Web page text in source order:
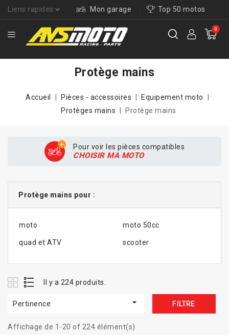
Liens rapides Mon garage Top 50 motos
0
Protège mains
Accueil Pièces - accessoires
Equipement moto
Protèges mains
Protège mains
Pour voir les pièces compatibles
CHOISIR MA MOTO
Protège mains pour :
moto moto 50cc
quad et ATV scooter
Il y a 224 produits.
Pertinence  FILTRE
Affichage de 1-20 of 224 élément(s)